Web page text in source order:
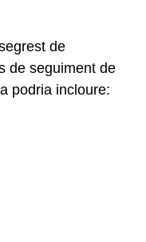
de
de seguiment de
podria incloure: